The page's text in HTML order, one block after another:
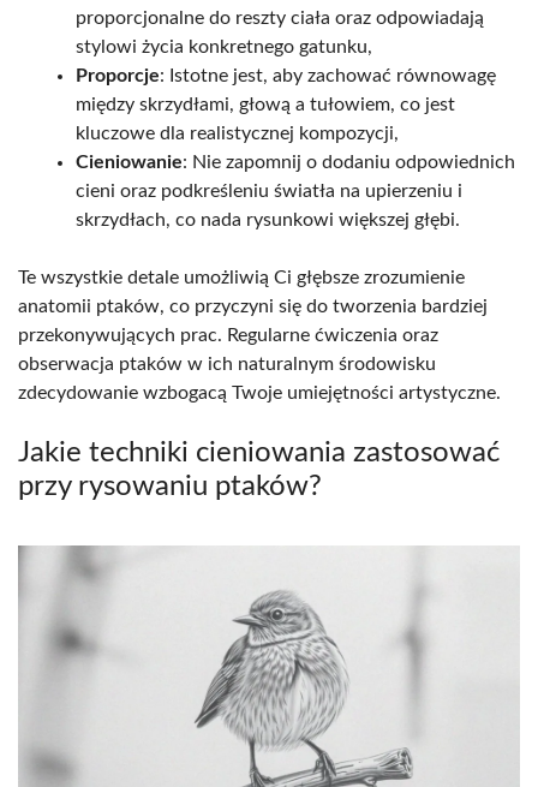
proporcjonalne do reszty ciała oraz odpowiadają
stylowi życia konkretnego gatunku,
Proporcje: Istotne jest, aby zachować równowagę
między skrzydłami, głową a tułowiem, co jest
kluczowe dla realistycznej kompozycji,
Cieniowanie: Nie zapomnij o dodaniu odpowiednich
cieni oraz podkreśleniu światła na upierzeniu i
skrzydłach, co nada rysunkowi większej głębi.
Te wszystkie detale umożliwią Ci głębsze zrozumienie
anatomii ptaków, co przyczyni się do tworzenia bardziej
przekonywujących prac. Regularne ćwiczenia oraz
obserwacja ptaków w ich naturalnym środowisku
zdecydowanie wzbogacą Twoje umiejętności artystyczne.
Jakie techniki cieniowania zastosować
przy rysowaniu ptaków?